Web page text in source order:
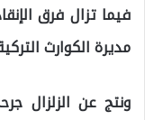
فيما تزال فرق
مديرة الكوارث